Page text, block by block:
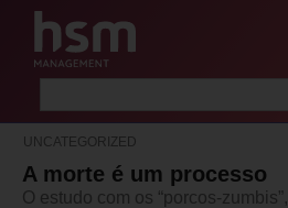
UNCATEGORIZED
A morte é um processo
O estudo com os “porcos-